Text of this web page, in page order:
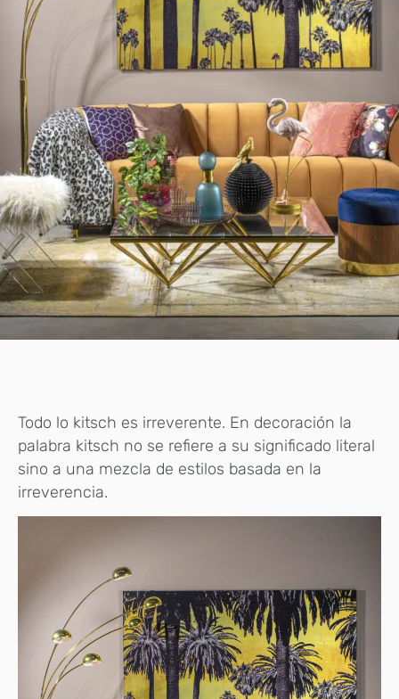
Todo lo kitsch es irreverente. En decoración la
palabra kitsch no se refiere a su significado literal
sino a una mezcla de estilos basada en la
irreverencia.